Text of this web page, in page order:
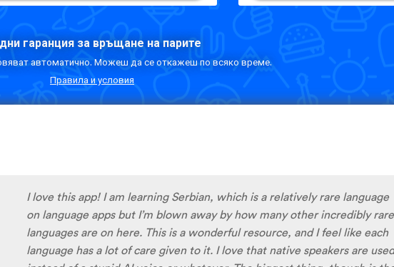
гаранция за връщане на парите
автоматично. Можеш да се откажеш по всяко време.
Правила и условия
Although I only downloaded the app today, I'm liking what I have seen, so
far. I have been playing around with it to try to learn the format and how
to navigate around the app and have found it to be really user friendly.
When listening to the fluent speakers' pronunciation, I really liked that